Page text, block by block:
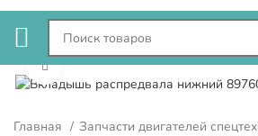
Нажмите, чтобы увеличить
Главная
Запчасти двигателей